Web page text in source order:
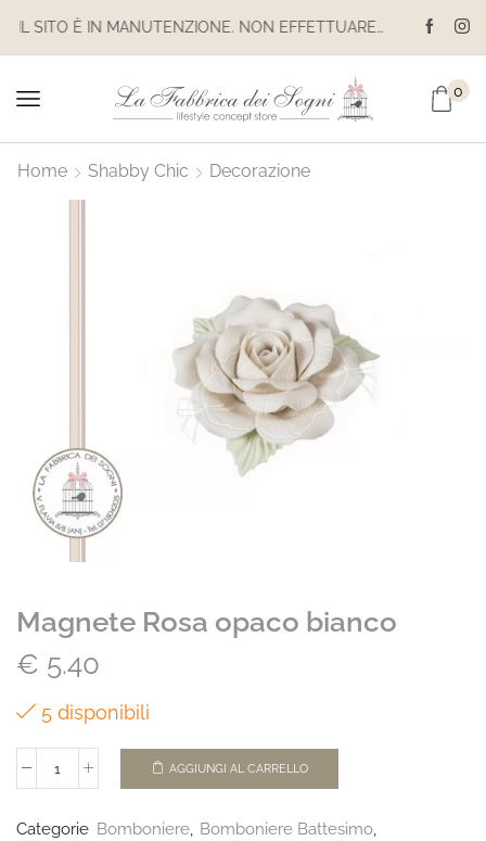
IL SITO È IN MANUTENZIONE. NON EFFETTUARE ACQUISTI. LE SPEDIZIONI SONO SOSPESE
0
Home Shabby Chic Decorazione
Magnete Rosa opaco bianco
€ 5.40
5 disponibili
AGGIUNGI AL CARRELLO
Categorie Bomboniere Bomboniere Battesimo